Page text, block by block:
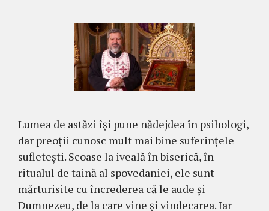
Lumea de astăzi îşi pune nădej­dea în psihologi,
dar preoţii cunosc mult mai bine suferinţele
sufleteşti. Scoase la iveală în biserică, în
ritualul de taină al spovedaniei, ele sunt
mărturisite cu încrederea că le aude şi
Dumnezeu, de la care vine şi vindecarea. Iar